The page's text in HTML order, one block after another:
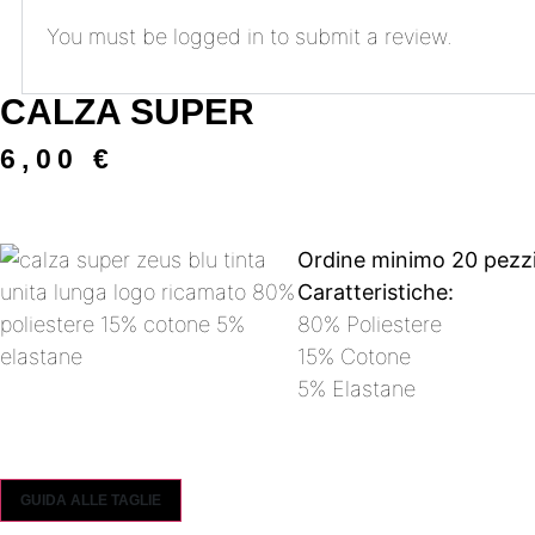
You must be logged in to submit a review.
CALZA SUPER
6,00 €
Ordine minimo 20
Caratteristiche:
80% Poliestere
15% Cotone
5% Elastane
GUIDA ALLE TAGLIE